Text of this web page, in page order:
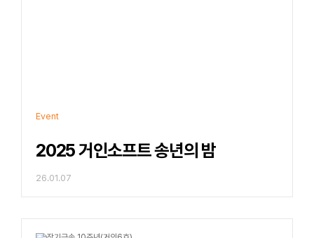
Event
2025 거인소프트 송년의 밤
26.01.07